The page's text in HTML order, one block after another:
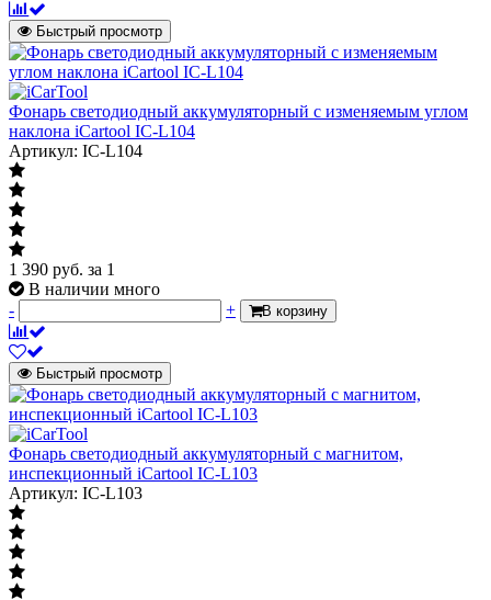
Быстрый просмотр
Фонарь светодиодный аккумуляторный с изменяемым углом
наклона iCartool IC-L104
Артикул: IC-L104
1 390 руб. за 1
В наличии много
-
+ В корзину
Быстрый просмотр
Фонарь светодиодный аккумуляторный с магнитом,
инспекционный iCartool IC-L103
Артикул: IC-L103